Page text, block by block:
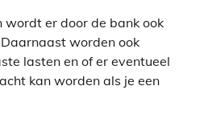
wordt er door de bank ook
worden ook
lasten en of er eventueel
kan worden als je een